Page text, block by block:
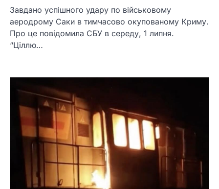
Завдано успішного удару по військовому
аеродрому Саки в тимчасово окупованому Криму.
Про це повідомила СБУ в середу, 1 липня.
“Ціллю…